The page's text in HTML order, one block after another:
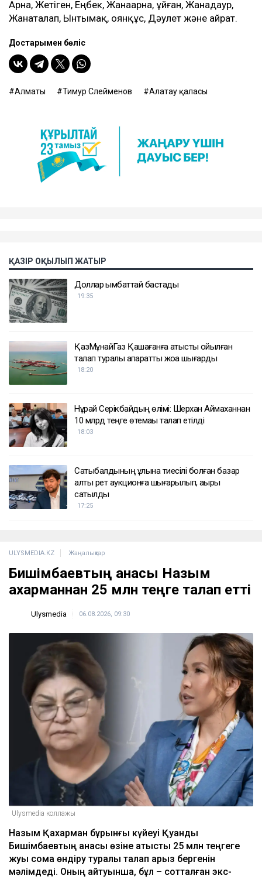
Арна, Жетіген, Еңбек, Жанаарна, Құйған, Жанадаур,
Жанаталап, Ынтымақ, Қоянқұс, Дәулет және Қайрат.
Достарыңмен бөліс
Алматы Тимур Сүлейменов Алатау қаласы
ҚАЗІР ОҚЫЛЫП ЖАТЫР
Доллар қымбаттай бастады
19:35
ҚазМұнайГаз Қашағанға қатысты қойылған
талап туралы ақпаратты жоққа шығарды
18:20
Нұрай Серікбайдың өлімі: Шерхан Аймаханнан
10 млрд теңге өтемақы талап етілді
18:03
Сатыбалдының ұлына тиесілі болған базар
алты рет аукционға шығарылып, ақыры
сатылды
17:25
ULYSMEDIA.KZ Жаңалықтар
Бишімбаевтың анасы Назым
Қахарманнан 25 млн теңге талап етті
Ulysmedia 06.08.2026, 09:30
Ulysmedia коллажы
Назым Қахарман бұрынғы күйеуі Қуандық
Бишімбаевтың анасы өзіне қатысты 25 млн теңгеге
жуық сома өндіру туралы талап арыз бергенін
мәлімдеді. Оның айтуынша, бұл – сотталған экс-